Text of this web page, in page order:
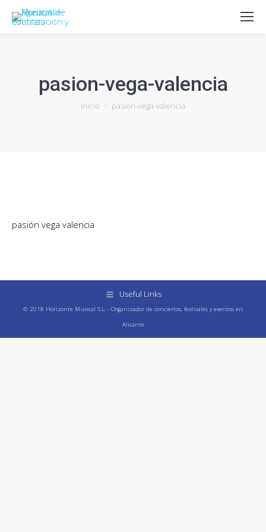
pasion-vega-valencia
Estás aquí:
Inicio pasion-vega-valencia
pasión vega valencia
Useful Links
© 2018 Horizonte Musical S.L. - Organizador de conciertos, festivales y eventos en
Alicante